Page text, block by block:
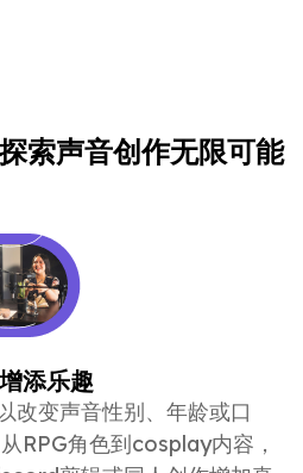
索声音创作无限可能
添乐趣
改变声音性别、年龄或口
RPG角色到cosplay内容，